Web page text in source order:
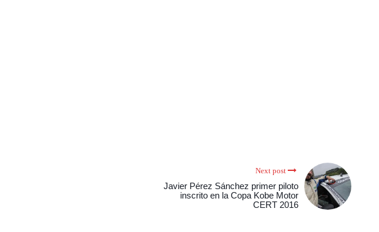
Next post
Javier Pérez Sánchez primer piloto
inscrito en la Copa Kobe Motor
CERT 2016